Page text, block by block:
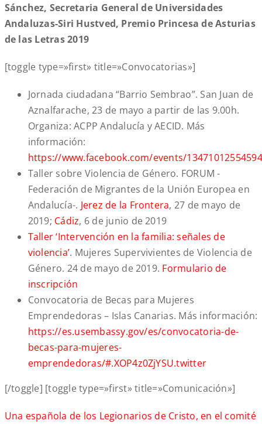
Sánchez, Secretaria General de Universidades
Andaluzas-Siri Hustved, Premio Princesa de Asturias
de las Letras 2019
[toggle type=»first» title=»Convocatorias»]
Jornada ciudadana “Barrio Sembrao”. San Juan de
Aznalfarache, 23 de mayo a partir de las 9.00h.
Organiza: ACPP Andalucía y AECID. Más
información:
https://www.facebook.com/events/
Taller sobre Violencia de Género. FORUM -
Federación de Migrantes de la Unión Europea en
Andalucía-. Jerez de la Frontera, 27 de mayo de
2019; Cádiz, 6 de junio de 2019
Taller ‘Intervención en la familia: señales de
violencia’. Mujeres Supervivientes de Violencia de
Género. 24 de mayo de 2019. Formulario de
inscripción
Convocatoria de Becas para Mujeres
Emprendedoras – Islas Canarias. Más información:
https://es.usembassy.gov/es/convocatoria-de-
becas-para-mujeres-
emprendedoras/#.XOP4z0ZjYSU.twitter
[/toggle] [toggle type=»first» title=»Comunicación»]
Una española de los Legionarios de Cristo, en el comité